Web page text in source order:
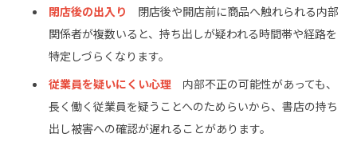
閉店後の出入り 閉店後や開店前に商品へ触れられる内部
関係者が複数いると、持ち出しが疑われる時間帯や経路を
特定しづらくなります。
従業員を疑いにくい心理内部不正の可能性があっても、
長く働く従業員を疑うことへのためらいから、書店の持ち
出し被害への確認が遅れることがあります。